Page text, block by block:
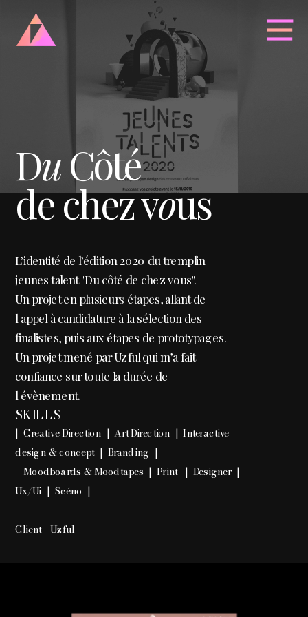
DuCôté
de chez vous
L’identité de l’édition 2020 du tremplin
jeunes talent "Du côté de chez vous".
Un projet en plusieurs étapes, allant de
l'appel à candidature à la sélection des
finalistes, puis aux étapes de prototypages.
Un projet mené par Uzful qui m’a fait
confiance sur toute la durée de
l'évènement.
SKILLS
|  Creative Direction  |  Art Direction  |  Interactive
design & concept  |  Branding  |
   Moodboards & Moodtapes  |  Print   |  Designer  |
Ux/Ui  |  Scéno  |
Client - Uzful